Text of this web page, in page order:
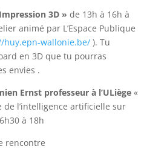
3D » de 13h à 16h à
animé par L’Espace Publique
huy.epn-wallonie.be/). Tu
en 3D que tu pourras
envies .
Ernst professeur à l’ULiège«
de l’intelligence artificielle sur
à 18h
rencontre